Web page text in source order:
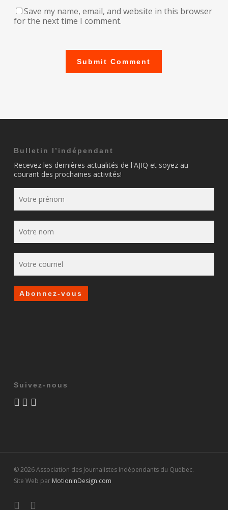
Save my name, email, and website in this browser
for the next time I comment.
Bulletin l’indépendant
Recevez les dernières actualités de l'AJIQ et soyez au
courant des prochaines activités!
Suivez-nous
© 2026 Association des Journalistes Indépendants du Québec.
Site Web par MotionInDesign.com
twitterfacebook